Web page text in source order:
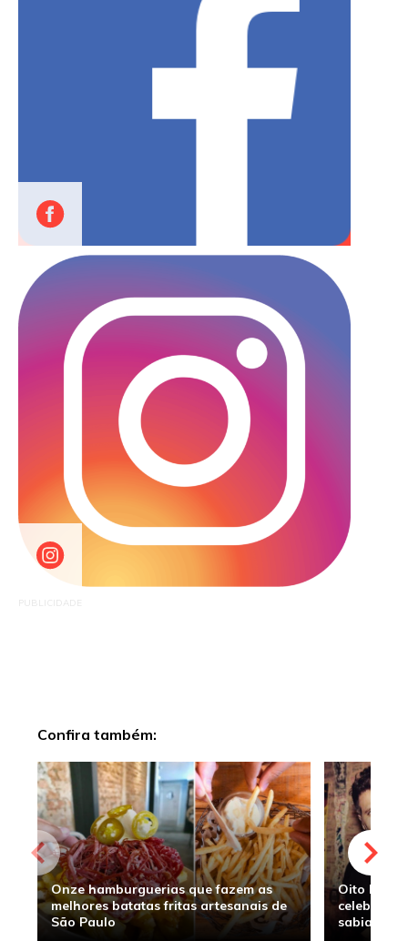
PUBLICIDADE
Confira também:
Onze hamburguerias que fazem as
melhores batatas fritas artesanais de
São Paulo
Oito
sabia